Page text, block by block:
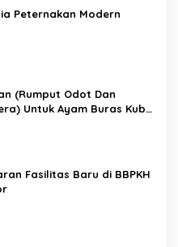
Peternakan Modern
(Rumput Odot Dan
Untuk Ayam Buras Kub
Fasilitas Baru di BBPKH